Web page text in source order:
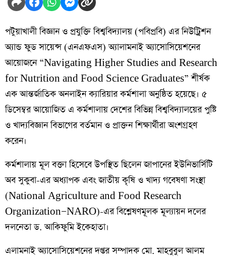
পটুয়াখালী বিজ্ঞান ও প্রযুক্তি বিশ্ববিদ্যালয় (পবিপ্রবি) এর নিউট্রিশন
অ্যান্ড ফুড সায়েন্স (এনএফএস) অ্যালামনাই অ্যাসোসিয়েশনের
আয়োজনে “Navigating Higher Studies and Research
for Nutrition and Food Science Graduates” শীর্ষক
এক আন্তর্জাতিক অনলাইন ক্যারিয়ার কর্মশালা অনুষ্ঠিত হয়েছে। ৫
ডিসেম্বর আয়োজিত এ কর্মশালায় দেশের বিভিন্ন বিশ্ববিদ্যালয়ের পুষ্টি
ও খাদ্যবিজ্ঞান বিভাগের বর্তমান ও প্রাক্তন শিক্ষার্থীরা অংশগ্রহণ
করেন।
কর্মশালায় মূল বক্তা হিসেবে উপস্থিত ছিলেন জাপানের ইউনিভার্সিটি
অব সুকুবা-এর অধ্যাপক এবং জাতীয় কৃষি ও খাদ্য গবেষণা সংস্থা
(National Agriculture and Food Research
Organization—NARO)-এর বিশ্লেষণমূলক মূল্যায়ন দলের
দলনেতা ড. আকিফুমি ইকেহাতা।
এলামনাই অ্যাসোসিয়েশনের দপ্তর সম্পাদক মো. মাহবুবুল আলম